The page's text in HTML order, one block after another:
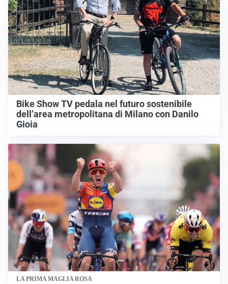
Bike Show TV pedala nel futuro sostenibile
dell’area metropolitana di Milano con Danilo
Gioia
LA PRIMA MAGLIA ROSA